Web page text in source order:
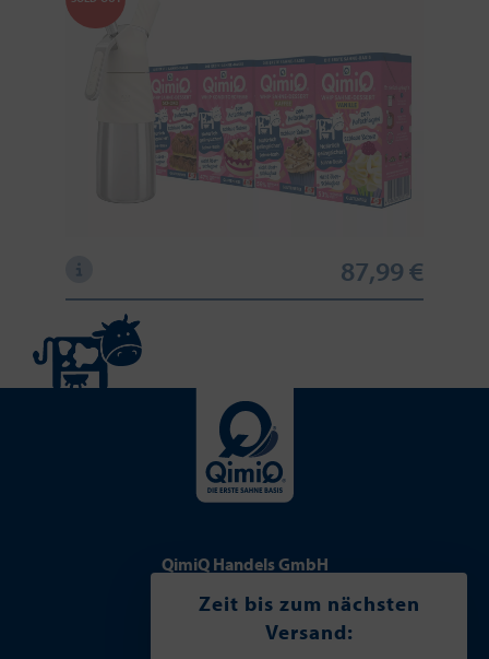
87,99 €
QimiQ Handels GmbH
5322 Hof bei Salzburg
Österreich
Zeit bis zum nächsten
Versand: